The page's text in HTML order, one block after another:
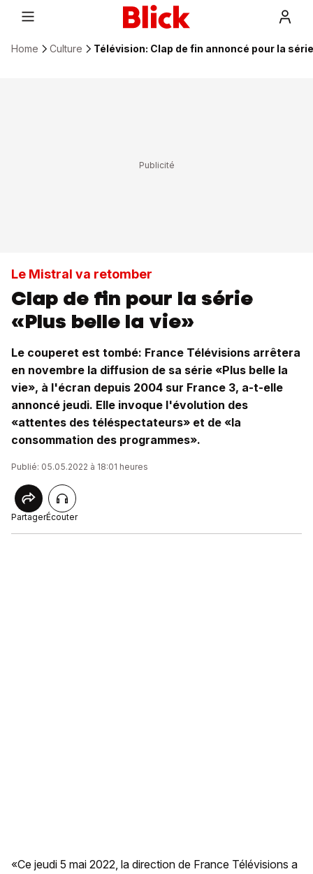
Home Culture Télévision: Clap de fin annoncé pour la
Le Mistral va retomber
Clap de fin pour la série
«Plus belle la vie»
Le couperet est tombé: France Télévisions arrêtera
en novembre la diffusion de sa série «Plus belle la
vie», à l'écran depuis 2004 sur France 3, a-t-elle
annoncé jeudi. Elle invoque l'évolution des
«attentes des téléspectateurs» et de «la
consommation des programmes».
Publié: 05.05.2022 à 18:01 heures
PartagerÉcouter
«Ce jeudi 5 mai 2022, la direction de France Télévisions a